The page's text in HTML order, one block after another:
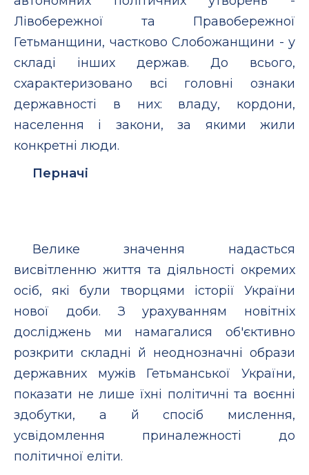
Лівобережної та Правобережної
Гетьманщини, частково Слобожанщини - у
складі інших держав. До всього,
схарактеризовано всі головні ознаки
державності в них: владу, кордони,
населення і закони, за якими жили
конкретні люди.
Перначі
Велике значення надасться
висвітленню життя та діяльності окремих
осіб, які були творцями історії України
нової доби. З урахуванням новітніх
досліджень ми намагалися об'єктивно
розкрити складні й неоднозначні образи
державних мужів Гетьманської України,
показати не лише їхні політичні та воєнні
здобутки, а й спосіб мислення,
усвідомлення приналежності до
політичної еліти.